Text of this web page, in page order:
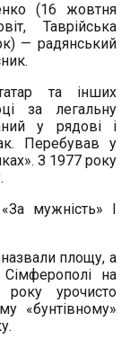
(16 жовтня
Таврійська
— радянський
та інших
за легальну
у рядові і
Перебував у
З 1977 року
мужність» І
площу, а
на
урочисто
«бунтівному»